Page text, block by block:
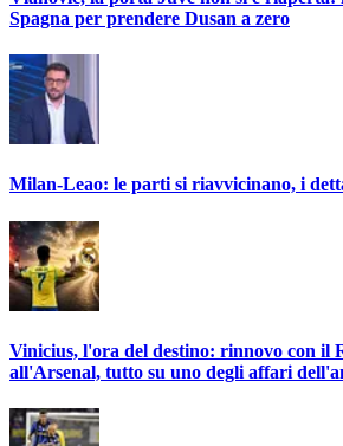
Spagna per prendere Dusan a zero
Milan-Leao: le parti si riavvicinano, i
Vinicius, l'ora del destino: rinnovo con il
all'Arsenal, tutto su uno degli affari